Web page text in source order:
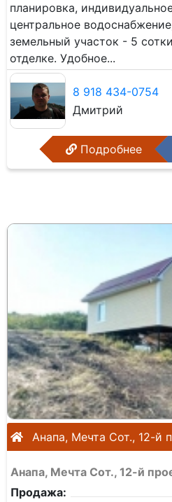
планировка,
центральное
земельный участок - 5
отделке. Удобное...
8 918 434-0754
Дмитрий
Подробнее
Анапа, Мечта Сот., 12-й
Анапа, Мечта Сот., 12-й
Продажа: